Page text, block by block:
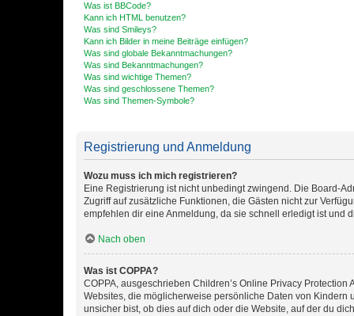
Was ist BBCode?
Kann ich HTML benutzen?
Was sind Smileys?
Kann ich Bilder in meine Beiträge einfügen?
Was sind globale Bekanntmachungen?
Was sind Bekanntmachungen?
Was sind wichtige Themen?
Was sind geschlossene Themen?
Was sind Themen-Symbole?
Registrierung und Anmeldung
Wozu muss ich mich registrieren?
Eine Registrierung ist nicht unbedingt zwingend. Die Board-
Zugriff auf zusätzliche Funktionen, die Gästen nicht zur
empfehlen dir eine Anmeldung, da sie schnell erledigt ist und
Nach oben
Was ist COPPA?
COPPA, ausgeschrieben Children’s Online Privacy
Websites, die möglicherweise persönliche Daten von
unsicher bist, ob dies auf dich oder die Website, auf der du